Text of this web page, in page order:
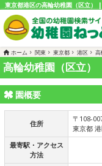
東京都港区の高輪幼稚園（区立）
ホーム 関東 東京都 港区 高
高輪幼稚園（区立）
園概要
住所
〒108-
東京都 港
最寄駅・アクセス
方法